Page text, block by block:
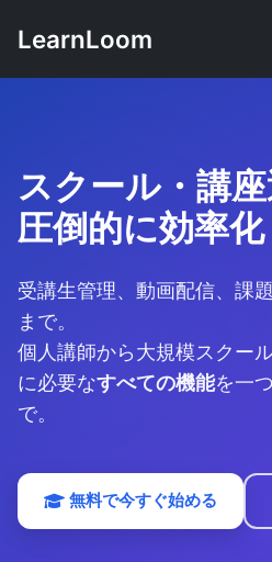
LearnLoom
スクール・講
圧倒的に効率化
受講生管理、動画配信、課
まで。
個人講師から大規模スクー
に必要なすべての機能を一
で。
無料で今すぐ始める